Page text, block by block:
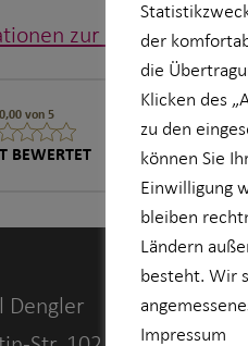
zur Echtheit der
0,00 von 5
BEWERTET 0 Bewertungen
Dengler
der
die
Klicken des
zu den
können Sie
Einwilligung
bleiben
Ländern
besteht. Wir
Impressum